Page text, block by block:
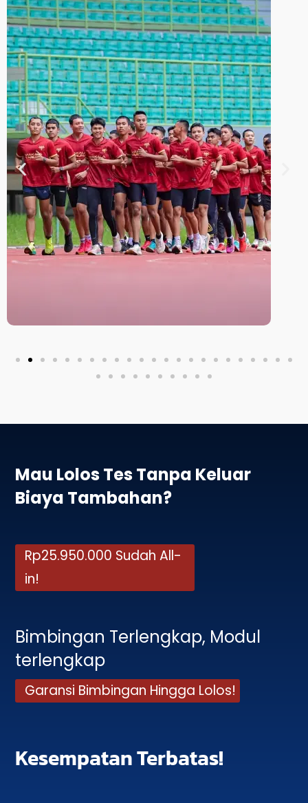
Mau Lolos Tes Tanpa Keluar
Biaya Tambahan?
Rp25.950.000 Sudah All-
in!
Bimbingan Terlengkap, Modul
terlengkap
Garansi Bimbingan Hingga Lolos!
Kesempatan Terbatas!